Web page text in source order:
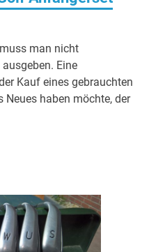
man nicht
Eine
Kauf eines gebrauchten
Neues haben möchte, der